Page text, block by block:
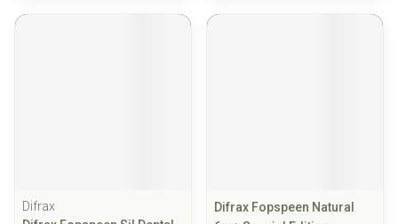
Difrax
Difrax Fopspeen Natural